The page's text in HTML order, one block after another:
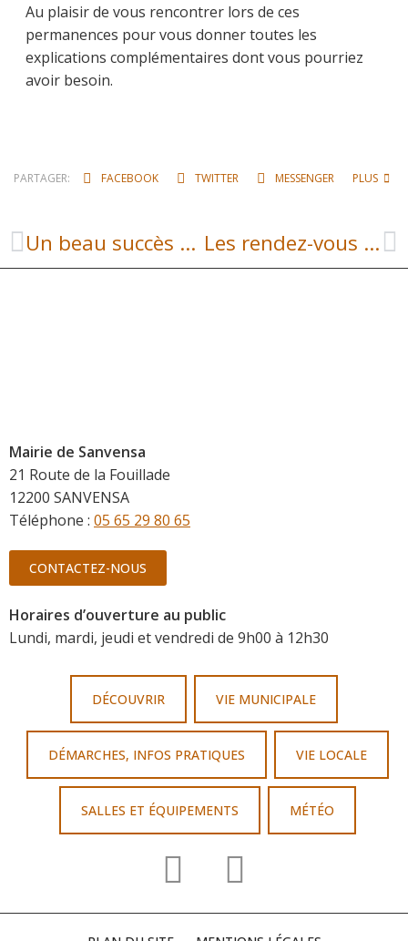
Au plaisir de vous rencontrer lors de ces
permanences pour vous donner toutes les
explications complémentaires dont vous pourriez
avoir besoin.
PARTAGER: FACEBOOK TWITTER MESSENGER PLUS
Un beau succès pour le loto du club des ainés ruraux Les rendez-vous santé d’Ouest Aveyron Communauté
Mairie de Sanvensa
21 Route de la Fouillade
12200 SANVENSA
Téléphone : 05 65 29 80 65
CONTACTEZ-NOUS
Horaires d’ouverture au public
Lundi, mardi, jeudi et vendredi de 9h00 à 12h30
DÉCOUVRIR VIE MUNICIPALE
DÉMARCHES, INFOS PRATIQUES VIE LOCALE
SALLES ET ÉQUIPEMENTS MÉTÉO